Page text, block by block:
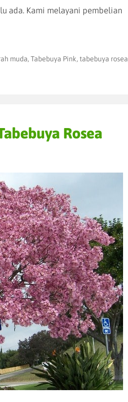
ada. Kami melayani pembelian
muda, Tabebuya Pink, tabebuya rosea
Rosea